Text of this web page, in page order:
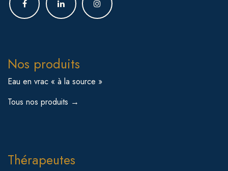
Nos produits
Eau en vrac « à la source »
Tous nos produits →
Thérapeutes